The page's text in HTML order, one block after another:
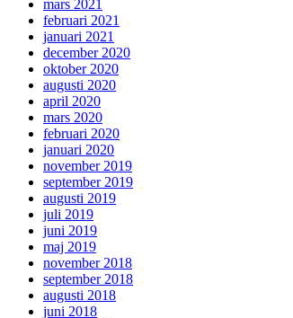
mars 2021
februari 2021
januari 2021
december 2020
oktober 2020
augusti 2020
april 2020
mars 2020
februari 2020
januari 2020
november 2019
september 2019
augusti 2019
juli 2019
juni 2019
maj 2019
november 2018
september 2018
augusti 2018
juni 2018